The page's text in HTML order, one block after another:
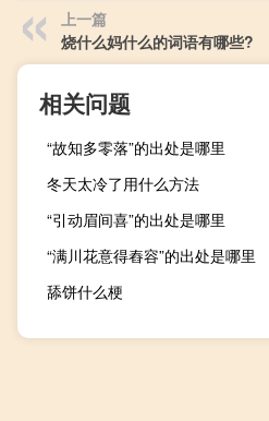
上一篇
烧什么妈什么的词语有哪些?
相关问题
“故知多零落”的出处是哪里
冬天太冷了用什么方法
“引动眉间喜”的出处是哪里
“满川花意得舂容”的出处是哪里
舔饼什么梗